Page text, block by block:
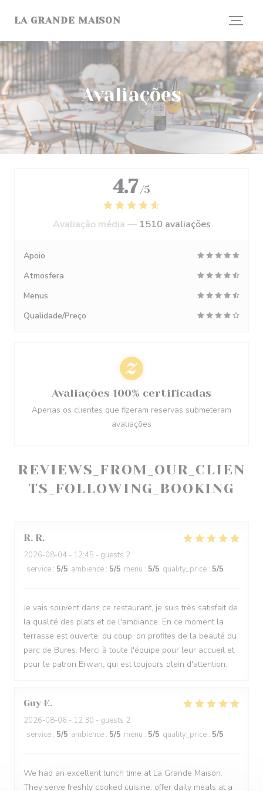
LA GRANDE MAISON
Avaliações
REVIEWS_FROM_OUR_CLIEN
TS_FOLLOWING_BOOKING
R. R
2026-08-04 - 12:45 - guests 2
service : 5/5 ambience : 5/5 menu : 5/5 quality_price : 5/5
Je vais souvent dans ce restaurant, je suis très satisfait de
la qualité des plats et de l'ambiance. En ce moment la
terrasse est ouverte, du coup, on profites de la beauté du
parc de Bures. Merci à toute l'équipe pour leur accueil et
pour le patron Erwan, qui est toujours plein d'attention.
Guy E
2026-08-06 - 12:30 - guests 2
service : 5/5 ambience : 5/5 menu : 5/5 quality_price : 5/5
We had an excellent lunch time at La Grande Maison.
They serve freshly cooked cuisine, offer daily meals at a
4.7 /5
Avaliação média — 1510 avaliações
Apoio
Atmosfera
Menus
Qualidade/Preço
Avaliações 100% certificadas
Apenas os clientes que fizeram reservas submeteram
avaliações